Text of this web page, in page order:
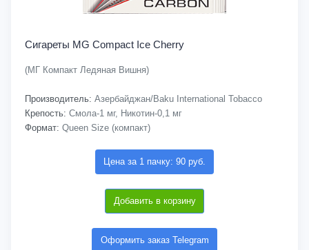
Сигареты MG Compact Ice Cherry
(МГ Компакт Ледяная Вишня)
Производитель: Азербайджан/Baku International Tobacco
Крепость: Смола-1 мг, Никотин-0,1 мг
Формат: Queen Size (компакт)
Цена за 1 пачку: 90 руб.
Добавить в корзину
Оформить заказ Telegram